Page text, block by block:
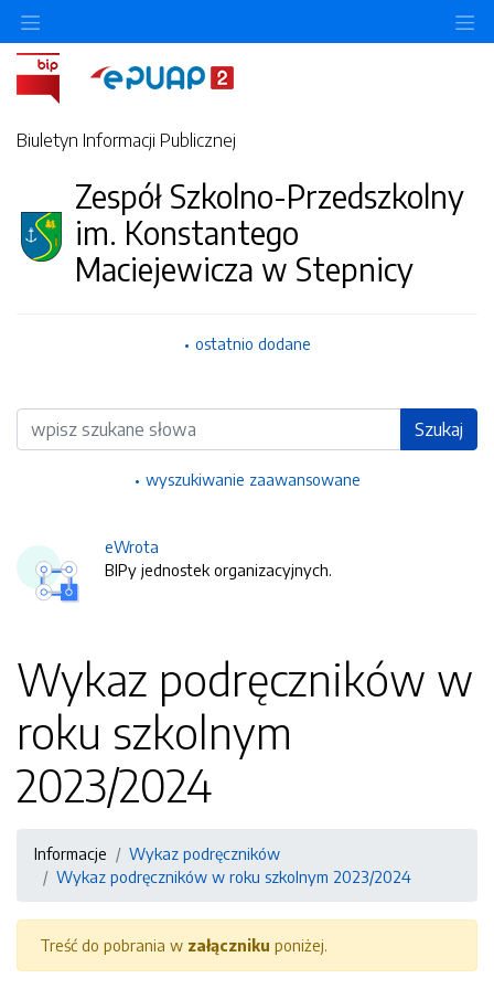
Biuletyn Informacji Publicznej
Zespół Szkolno-Przedszkolny
im. Konstantego
Maciejewicza w Stepnicy
ostatnio dodane
Wyszukiwarka Szukaj
wyszukiwanie zaawansowane
eWrota
BIPy jednostek organizacyjnych.
Wykaz podręczników w
roku szkolnym
2023/2024
Informacje
Wykaz podręczników
Wykaz podręczników w roku szkolnym 2023/2024
Treść do pobrania w załączniku poniżej.